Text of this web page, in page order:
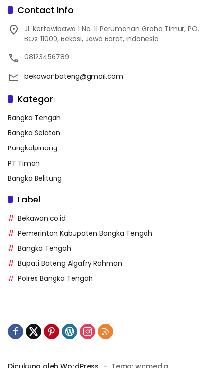
Contact Info
Jl. Kertawibawa 1 No. 11 Perumahan Graha Timur, PO.
BOX 11000, Bekasi, Jawa Barat, Indonesia
08123456789
bekawanbateng@gmail.com
Kategori
Bangka Tengah
Bangka Selatan
Pangkalpinang
PT Timah
Bangka Belitung
Label
Bekawan.co.id
Pemerintah Kabupaten Bangka Tengah
Bangka Tengah
Bupati Bateng Algafry Rahman
Polres Bangka Tengah
https://kecsitim.sitarokab.go.id/
Didukung oleh WordPress - Tema: wpmedia.